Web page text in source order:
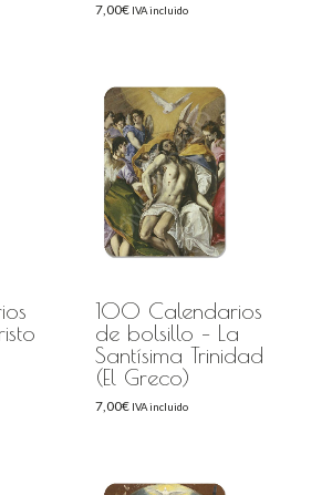
7,00€ IVA incluido
100 Calendarios
de bolsillo – La
Santísima Trinidad
(El Greco)
7,00€ IVA incluido